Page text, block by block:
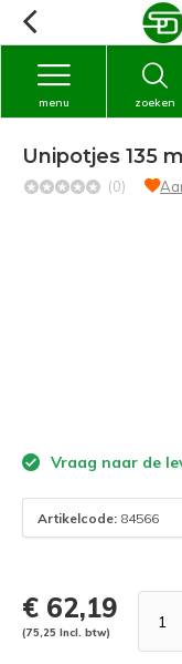
zoeken
menu
Unipotjes 135
(0)
Vraag naar de
Artikelcode: 84566
€ 62,19
(75,25 Incl. btw)